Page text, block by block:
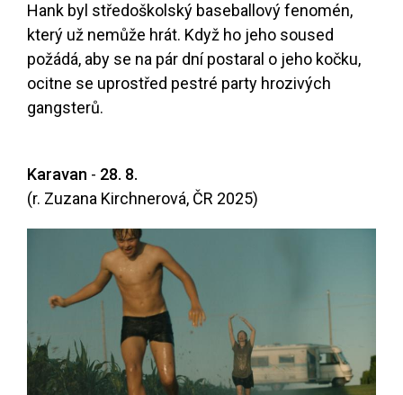
Hank byl středoškolský baseballový fenomén,
který už nemůže hrát. Když ho jeho soused
požádá, aby se na pár dní postaral o jeho kočku,
ocitne se uprostřed pestré party hrozivých
gangsterů.
Karavan - 28. 8.
(r. Zuzana Kirchnerová, ČR 2025)